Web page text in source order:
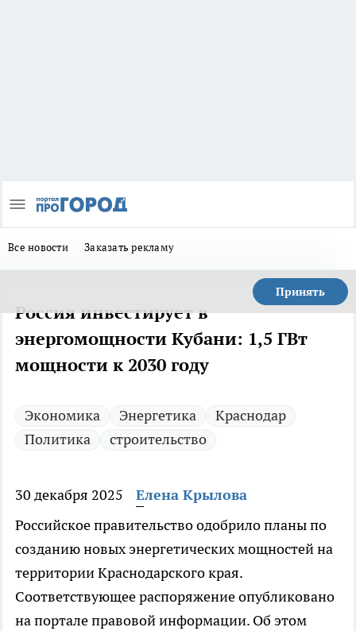
Все новости Заказать рекламу
Принять
Россия инвестирует в
энергомощности Кубани: 1,5 ГВт
мощности к 2030 году
Экономика Энергетика
Краснодар
Политика
строительство
30 декабря 2025
Елена Крылова
Российское правительство одобрило планы по
созданию новых энергетических мощностей на
территории Краснодарского края.
Соответствующее распоряжение опубликовано
на портале правовой информации. Об этом